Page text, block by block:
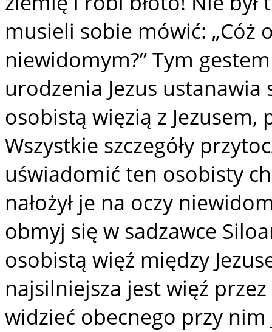
musieli sobie mówić: „Cóż
niewidomym?” Tym
urodzenia Jezus
osobistą więzią z Jezusem,
Wszystkie szczegóły
uświadomić ten osobisty
nałożył je na oczy
obmyj się w sadzawce
osobistą więź między
najsilniejsza jest więź
widzieć obecnego przy nim